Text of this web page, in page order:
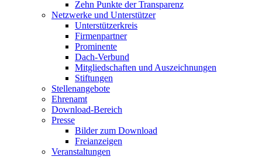
Zehn Punkte der Transparenz
Netzwerke und Unterstützer
Unterstützerkreis
Firmenpartner
Prominente
Dach-Verbund
Mitgliedschaften und Auszeichnungen
Stiftungen
Stellenangebote
Ehrenamt
Download-Bereich
Presse
Bilder zum Download
Freianzeigen
Veranstaltungen